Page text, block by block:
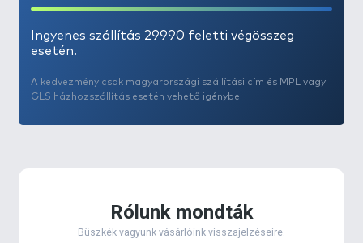
Ingyenes szállítás 29990 feletti végösszeg
esetén.
A kedvezmény csak magyarországi szállítási cím és MPL vagy
GLS házhozszállítás esetén vehető igénybe.